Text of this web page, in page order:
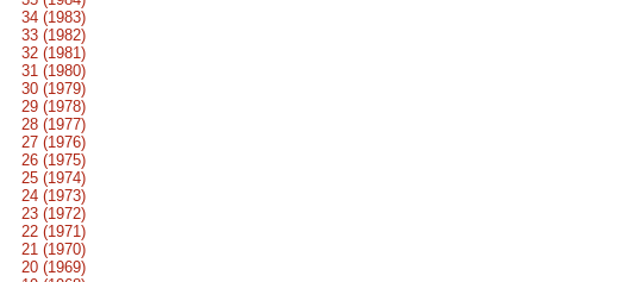
34 (1983)
33 (1982)
32 (1981)
31 (1980)
30 (1979)
29 (1978)
28 (1977)
27 (1976)
26 (1975)
25 (1974)
24 (1973)
23 (1972)
22 (1971)
21 (1970)
20 (1969)